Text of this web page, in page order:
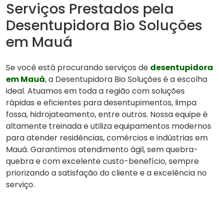
Serviços Prestados pela
Desentupidora Bio Soluções
em Mauá
Se você está procurando serviços de desentupidora
em Mauá, a Desentupidora Bio Soluções é a escolha
ideal. Atuamos em toda a região com soluções
rápidas e eficientes para desentupimentos, limpa
fossa, hidrojateamento, entre outros. Nossa equipe é
altamente treinada e utiliza equipamentos modernos
para atender residências, comércios e indústrias em
Mauá. Garantimos atendimento ágil, sem quebra-
quebra e com excelente custo-benefício, sempre
priorizando a satisfação do cliente e a excelência no
serviço.